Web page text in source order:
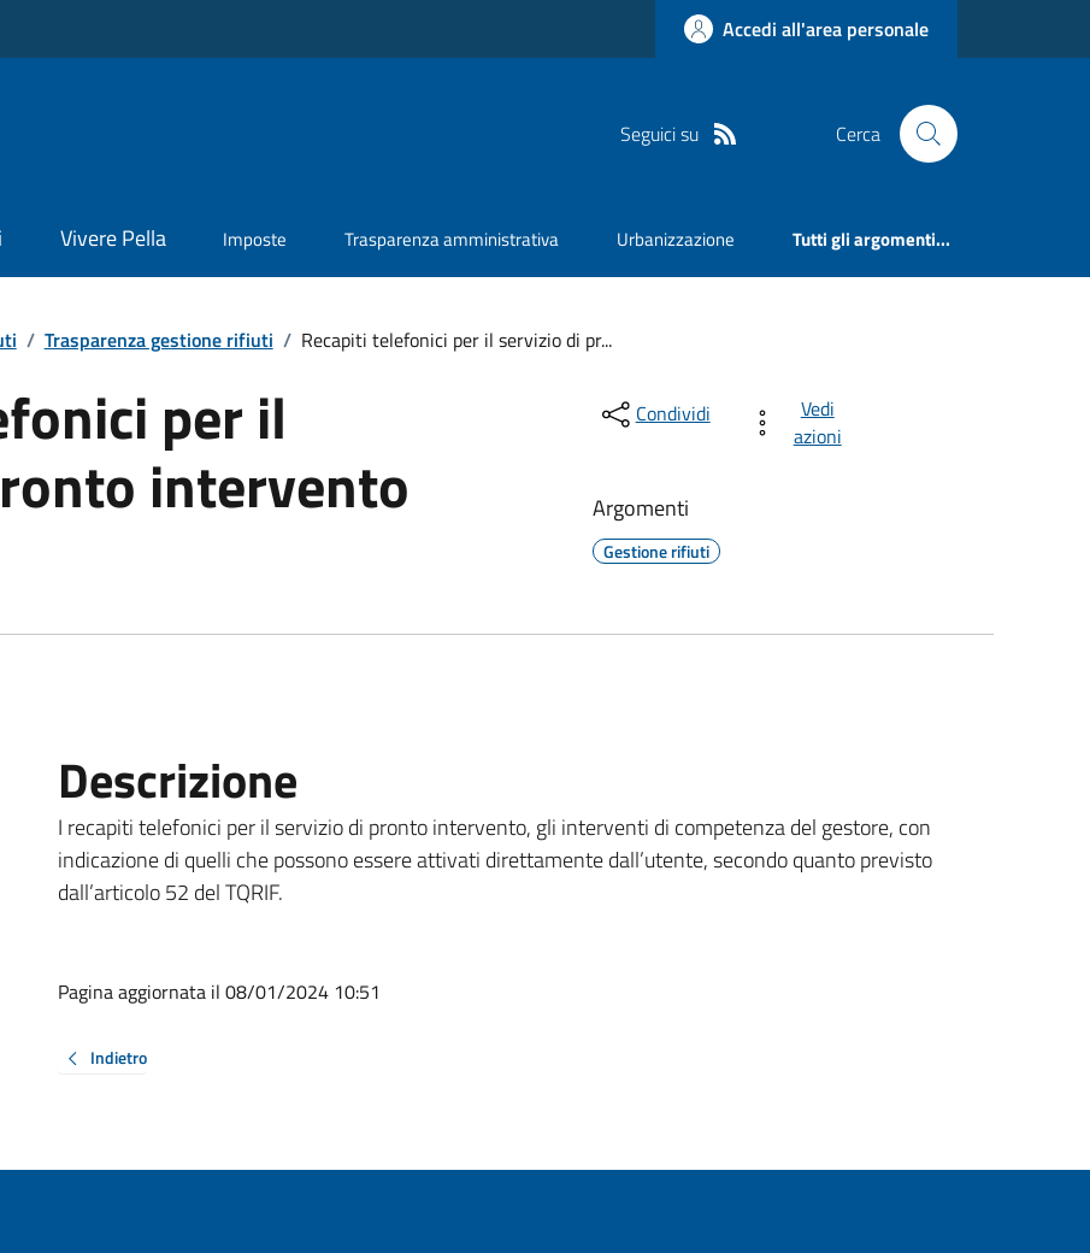
Accedi all'area personale
Seguici su Cerca
Vivere Pella Imposte Trasparenza amministrativa Urbanizzazione Tutti gli argomenti...
/ Trasparenza gestione rifiuti / Recapiti telefonici per il servizio di pr...
per il
intervento
Condividi
Vedi
azioni
Argomenti
Gestione rifiuti
Descrizione
I recapiti telefonici per il servizio di pronto intervento, gli interventi di competenza del gestore, con
indicazione di quelli che possono essere attivati direttamente dall’utente, secondo quanto previsto
dall’articolo 52 del TQRIF.
Pagina aggiornata il 08/01/2024 10:51
Indietro